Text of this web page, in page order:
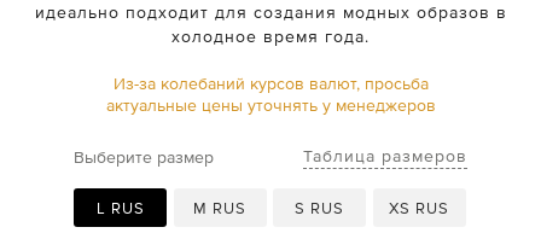
идеально подходит для создания модных образов в
холодное время года.
Из-за колебаний курсов валют, просьба
актуальные цены уточнять у менеджеров
Выберите размер Таблица размеров
L RUS M RUS S RUS XS RUS